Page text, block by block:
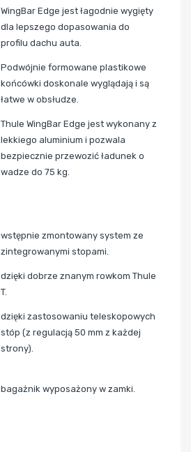
WingBar Edge jest łagodnie wygięty
dla lepszego dopasowania do
profilu dachu auta.
Podwójnie formowane plastikowe
końcówki doskonale wyglądają i są
łatwe w obsłudze.
Thule WingBar Edge jest wykonany z
lekkiego aluminium i pozwala
bezpiecznie przewozić ładunek o
wadze do 75 kg.
wstępnie zmontowany system ze
zintegrowanymi stopami.
dzięki dobrze znanym rowkom Thule
T.
dzięki zastosowaniu teleskopowych
stóp (z regulacją 50 mm z każdej
strony).
bagażnik wyposażony w zamki.